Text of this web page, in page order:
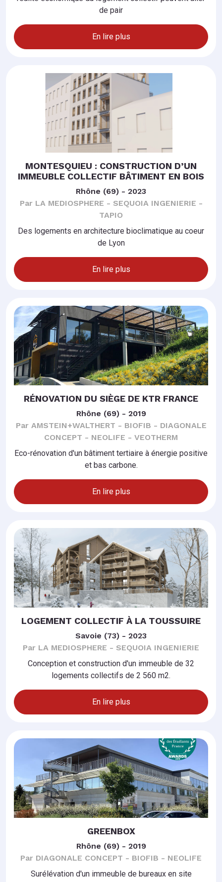
de pair
En lire plus
MONTESQUIEU : CONSTRUCTION D’UN
IMMEUBLE COLLECTIF BÂTIMENT EN BOIS
Rhône (69) - 2023
Par LA MEDIOSPHERE - SEQUOIA INGENIERIE -
TAPIO
Des logements en architecture bioclimatique au coeur
de Lyon
En lire plus
RÉNOVATION DU SIÈGE DE KTR FRANCE
Rhône (69) - 2019
Par AMSTEIN+WALTHERT - BIOFIB - DIAGONALE
CONCEPT - NEOLIFE - VEOTHERM
Eco-rénovation d'un bâtiment tertiaire à énergie positive
et bas carbone.
En lire plus
LOGEMENT COLLECTIF À LA TOUSSUIRE
Savoie (73) - 2023
Par LA MEDIOSPHERE - SEQUOIA INGENIERIE
Conception et construction d'un immeuble de 32
logements collectifs de 2 560 m2.
En lire plus
GREENBOX
Rhône (69) - 2019
Par DIAGONALE CONCEPT - BIOFIB - NEOLIFE
Surélévation d'un immeuble de bureaux en site